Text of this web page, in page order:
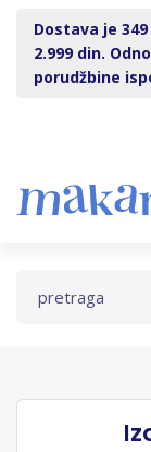
Dostava je
2.999 din.
porudžbine